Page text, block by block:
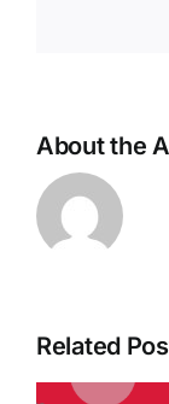
About the
Related
7